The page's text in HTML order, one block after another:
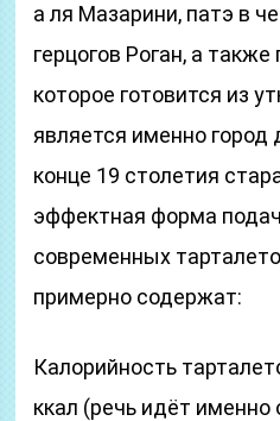
а ля Мазарини, патэ в
герцогов Роган, а также
которое готовится из
является именно город
конце 19 столетия
эффектная форма
современных
примерно содержат:
Калорийность
ккал (речь идёт именно